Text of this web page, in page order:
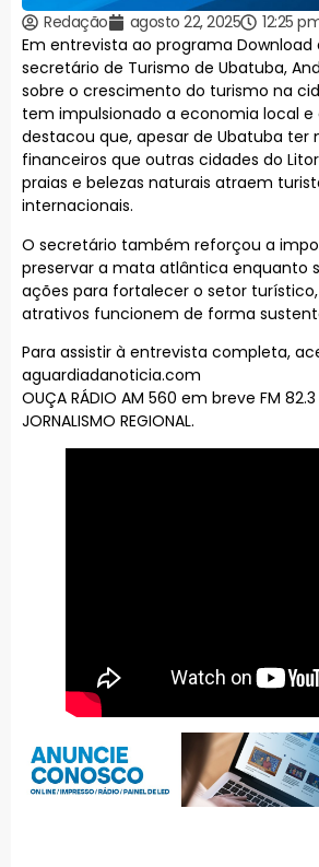
Redação agosto 22, 2025
12:25
Em entrevista ao programa Download
secretário de Turismo de Ubatuba,
sobre o crescimento do turismo na
tem impulsionado a economia local e
destacou que, apesar de Ubatuba ter
financeiros que outras cidades do
praias e belezas naturais atraem
internacionais.
O secretário também reforçou a
preservar a mata atlântica enquanto
ações para fortalecer o setor
atrativos funcionem de forma
Para assistir à entrevista completa,
aguardiadanoticia.com
OUÇA RÁDIO AM 560 em breve FM 82.3
JORNALISMO REGIONAL.